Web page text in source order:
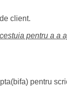
client.
pentru a a
pentru